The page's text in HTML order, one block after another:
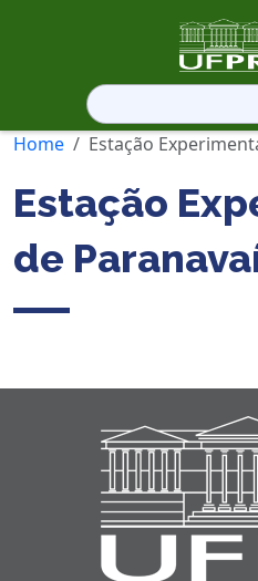
Pesquisar
por:
Home
Estação
Estação
de